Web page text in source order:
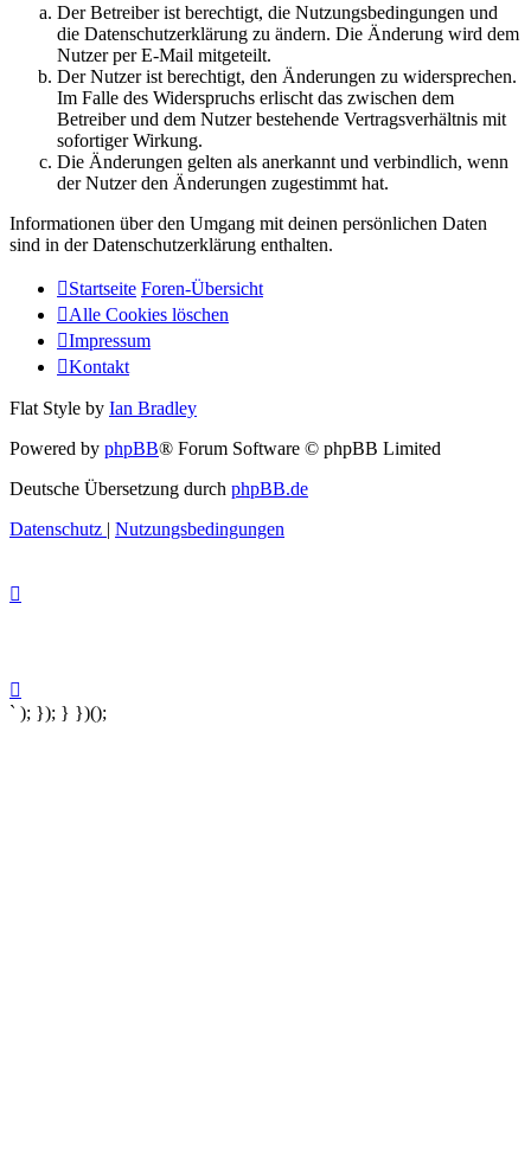
Der Betreiber ist berechtigt, die Nutzungsbedingungen und
die Datenschutzerklärung zu ändern. Die Änderung wird dem
Nutzer per E-Mail mitgeteilt.
Der Nutzer ist berechtigt, den Änderungen zu widersprechen.
Im Falle des Widerspruchs erlischt das zwischen dem
Betreiber und dem Nutzer bestehende Vertragsverhältnis mit
sofortiger Wirkung.
Die Änderungen gelten als anerkannt und verbindlich, wenn
der Nutzer den Änderungen zugestimmt hat.
Informationen über den Umgang mit deinen persönlichen Daten
sind in der Datenschutzerklärung enthalten.
Startseite Foren-Übersicht
Alle Cookies löschen
Impressum
Kontakt
Flat Style by Ian Bradley
Powered by phpBB® Forum Software © phpBB Limited
Deutsche Übersetzung durch phpBB.de
Datenschutz | Nutzungsbedingungen
` ); }); } })();